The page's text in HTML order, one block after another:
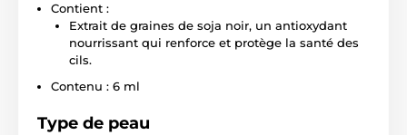
Contient :
Extrait de graines de soja noir, un antioxydant
nourrissant qui renforce et protège la santé des
cils.
Contenu : 6 ml
Type de peau